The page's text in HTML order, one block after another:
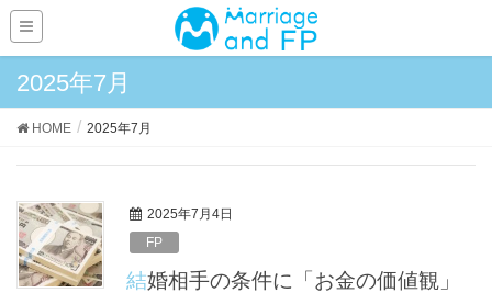
2025年7月
HOME 2025年7月
2025年7月4日
FP
結婚相手の条件に「お金の価値観」